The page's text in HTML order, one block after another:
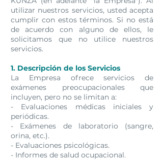
utilizar nuestros servicios, usted acepta
cumplir con estos términos. Si no está
de acuerdo con alguno de ellos, le
solicitamos que no utilice nuestros
servicios.
1. Descripción de los Servicios
La Empresa ofrece servicios de
exámenes preocupacionales que
incluyen, pero no se limitan a:
- Evaluaciones médicas iniciales y
periódicas.
- Exámenes de laboratorio (sangre,
orina, etc.).
- Evaluaciones psicológicas.
- Informes de salud ocupacional.